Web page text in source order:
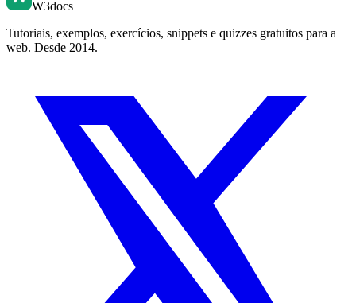
W3docs
Tutoriais, exemplos, exercícios, snippets e quizzes gratuitos para a
web. Desde 2014.